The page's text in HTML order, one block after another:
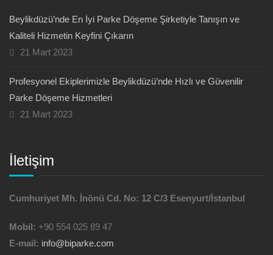
Beylikdüzü’nde En İyi Parke Döşeme Şirketiyle Tanışın ve
Kaliteli Hizmetin Keyfini Çıkarın
21 Mart 2023
Profesyonel Ekiplerimizle Beylikdüzü’nde Hızlı ve Güvenilir
Parke Döşeme Hizmetleri
21 Mart 2023
İletişim
Cumhuriyet Mh. İnönü Cd. No: 12 C/3 Esenyurt/İstanbul
Mobil: +90 554 025 89 47
E-mail: info@biparke.com